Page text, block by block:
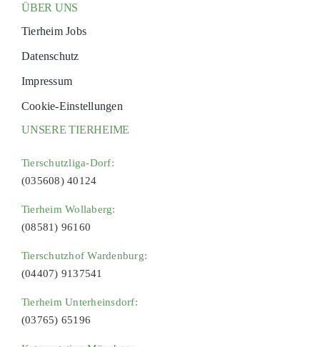
ÜBER UNS
Tierheim Jobs
Datenschutz
Impressum
Cookie-Einstellungen
UNSERE TIERHEIME
Tierschutzliga-Dorf:
(035608) 40124
Tierheim Wollaberg:
(08581) 96160
Tierschutzhof Wardenburg:
(04407) 9137541
Tierheim Unterheinsdorf:
(03765) 65196